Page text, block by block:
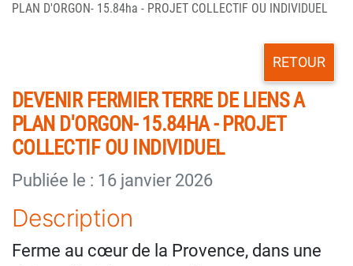
PLAN D'ORGON- 15.84ha - PROJET COLLECTIF OU INDIVIDUEL
RETOUR
DEVENIR FERMIER TERRE DE LIENS A
PLAN D'ORGON- 15.84HA - PROJET
COLLECTIF OU INDIVIDUEL
Publiée le : 16 janvier 2026
Description
Ferme au cœur de la Provence, dans une